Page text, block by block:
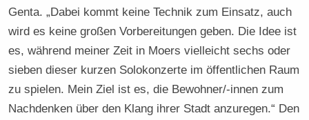
Genta. „Dabei kommt keine Technik zum Einsatz, auch
wird es keine großen Vorbereitungen geben. Die Idee ist
es, während meiner Zeit in Moers vielleicht sechs oder
sieben dieser kurzen Solokonzerte im öffentlichen Raum
zu spielen. Mein Ziel ist es, die Bewohner/-innen zum
Nachdenken über den Klang ihrer Stadt anzuregen.“ Den